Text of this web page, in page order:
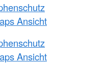
Ansicht
Ansicht